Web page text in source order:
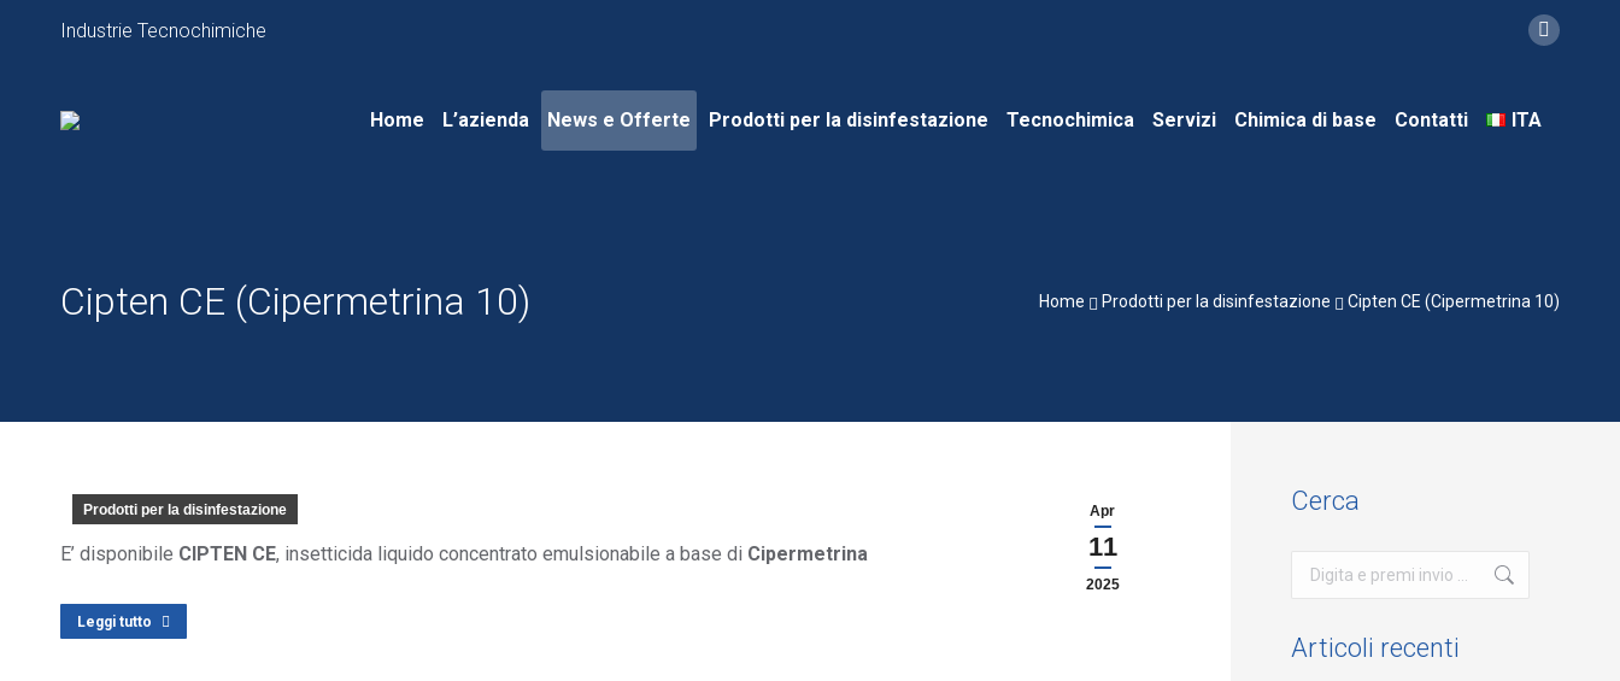
Industrie Tecnochimiche
Home L’azienda News e Offerte Prodotti per la disinfestazione Tecnochimica Servizi Chimica di base Contatti ITA
Cipten CE (Cipermetrina 10) Home Prodotti per la disinfestazione Cipten CE (Cipermetrina 10)
Apr
11
2025
Prodotti per la disinfestazione
E’ disponibile CIPTEN CE, insetticida liquido concentrato emulsionabile a base di Cipermetrina
Leggi tutto
Cerca
Articoli recenti